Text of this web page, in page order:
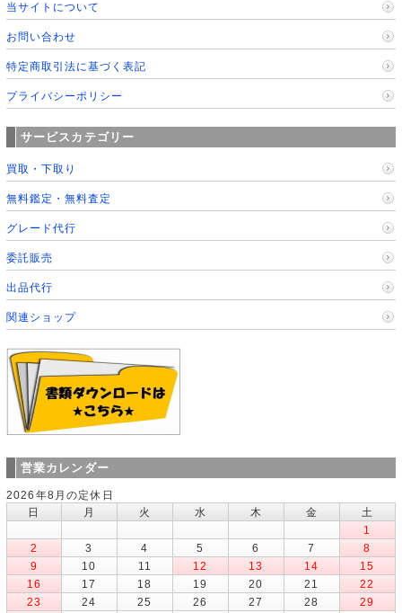
当サイトについて
お問い合わせ
特定商取引法に基づく表記
プライバシーポリシー
サービスカテゴリー
買取・下取り
無料鑑定・無料査定
グレード代行
委託販売
出品代行
関連ショップ
営業カレンダー
2026年8月の定休日
日
月 火 水 木 金
土
1
2
3 4 5 6 7
8
9
10 11 12 13 14
15
16
17 18 19 20 21
22
23
24 25 26 27 28
29